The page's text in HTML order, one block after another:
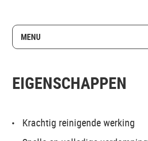
MENU
EIGENSCHAPPEN
Krachtig reinigende werking